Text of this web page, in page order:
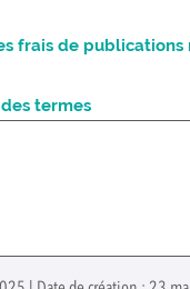
frais de publications
termes